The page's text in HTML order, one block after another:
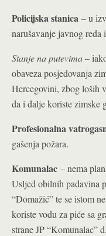
Policijska stanica – u
narušavanje javnog reda
Stanje na putevima–
obaveza posjedovanja
Hercegovini, zbog loših
da i dalje koriste
Profesionalna
gašenja požara.
Komunalac – nema
Usljed obilnih padavina
“Domažić” te se istom
koriste vodu za piće sa
strane JP “Komunalac”